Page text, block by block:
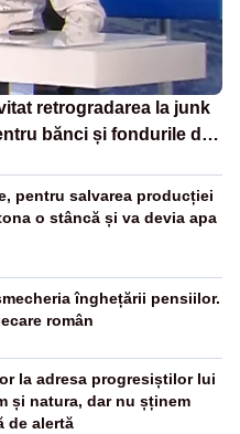
retrogradarea la junk
bănci și fondurile de
pentru salvarea producției
o stâncă și va devia apa
înghețării pensiilor.
român
la adresa progresiștilor lui
și natura, dar nu șținem
de alertă